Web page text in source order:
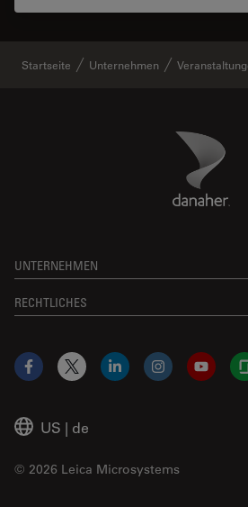
Startseite Unternehmen
Danaher
UNTERNEHMEN
RECHTLICHES
US | de
© 2026 Leica Microsystems
Facebook
X LinkedInInstagram